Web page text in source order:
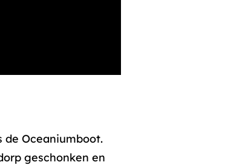
de Oceaniumboot.
geschonken en